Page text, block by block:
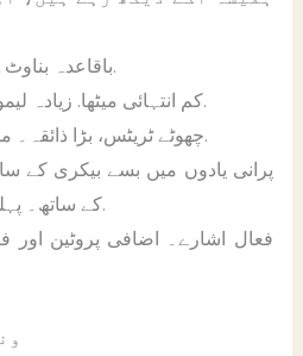
باقاعدہ بناوٹ۔ کرچ، چباؤ، کریم، ٹھمکا۔.
کم انتہائی میٹھا. زیادہ لیموں، دہی، کلچر والا ذائقہ۔.
چھوٹے ٹریٹس، بڑا ذائقہ۔ منی پورشنز، پریمیم اجزاء۔.
پرانی یادوں میں بسے بیکری کے
کے ساتھ۔ پہلے مانوس، پھر حیران کن۔.
فعال اشارے۔ اضافی پروٹین اور